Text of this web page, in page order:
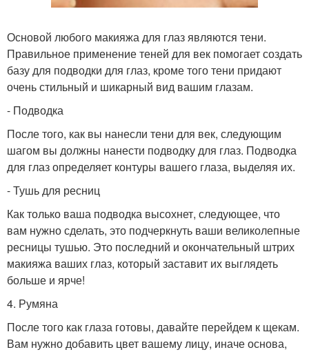
Основой любого макияжа для глаз являются тени.
Правильное применение теней для век помогает создать
базу для подводки для глаз, кроме того тени придают
очень стильный и шикарный вид вашим глазам.
- Подводка
После того, как вы нанесли тени для век, следующим
шагом вы должны нанести подводку для глаз. Подводка
для глаз определяет контуры вашего глаза, выделяя их.
- Тушь для ресниц
Как только ваша подводка высохнет, следующее, что
вам нужно сделать, это подчеркнуть ваши великолепные
ресницы тушью. Это последний и окончательный штрих
макияжа ваших глаз, который заставит их выглядеть
больше и ярче!
4. Румяна
После того как глаза готовы, давайте перейдем к щекам.
Вам нужно добавить цвет вашему лицу, иначе основа,